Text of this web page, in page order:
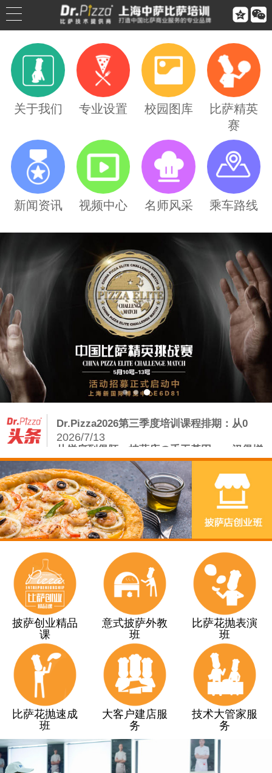


公司简介
公司荣誉
联系我们
合作伙伴
乘车路线
关于我们 专业设置 校园图库
比萨精英
赛
新闻资讯 视频中心 名师风采 乘车路线
Dr.Pizza2026第三季度培训课程排期：从0
2026/7/13
从饼底到堡胚：披萨店の手工基因——汉堡增
2026/8/5
披萨店如何借力手工汉堡炸鸡，打赢存量争夺
2026/7/23
复刻正宗拿坡里，从读懂这会呼吸的面团开始
2026/7/20
Dr.Pizza2026第三季度培训课程排期：从0
2026/7/13
从饼底到堡胚：披萨店の手工基因——汉堡增
量密码
2026/8/5
披萨创业精品
课
意式披萨外教
班
比萨花抛表演
班
比萨花抛速成
班
大客户建店服
务
技术大管家服
务